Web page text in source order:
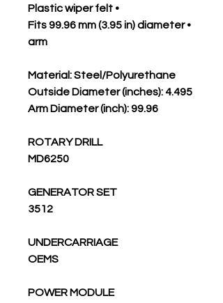
• Plastic wiper felt
• Fits 99.96 mm (3.95 in) diameter
arm
Material: Steel/Polyurethane
Outside Diameter (inches): 4.495
Arm Diameter (inch): 99.96
ROTARY DRILL
MD6250
GENERATOR SET
3512
UNDERCARRIAGE
OEMS
POWER MODULE